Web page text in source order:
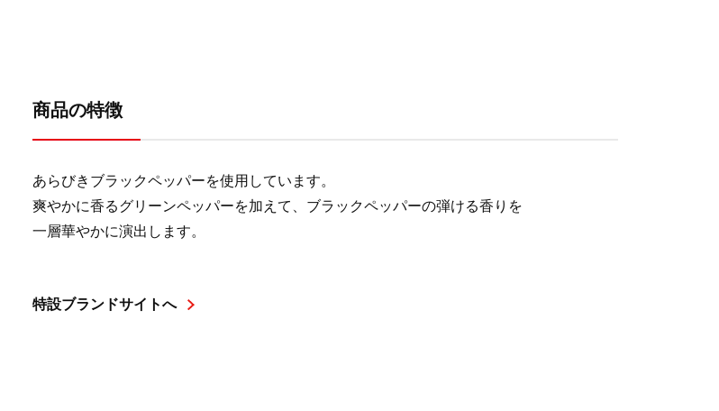
商品の特徴
あらびきブラックペッパーを使用しています。
爽やかに香るグリーンペッパーを加えて、ブラックペッパーの弾ける香りを
一層華やかに演出します。
特設ブランドサイトへ